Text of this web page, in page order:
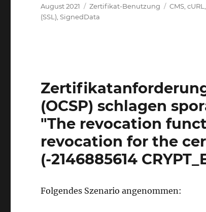
Veröffentlicht
am
August 2021 Kategorien
Zertifikat-Benutzung CMS,cURL,
(SSL),SignedData
(OCSP) schlagen
"The revocation
revocation for the
(-2146885614
Folgendes Szenario angenommen: